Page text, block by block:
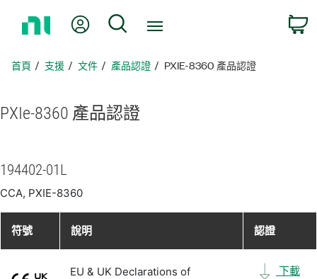
頁
我的帳號 搜尋
首頁 支援 文件 產品認證 PXIE-8360 產品認證
PXIe-8360 產品認證
194402-01L
CCA, PXIE-8360
符號 說明 認證
EU & UK Declarations of
下載